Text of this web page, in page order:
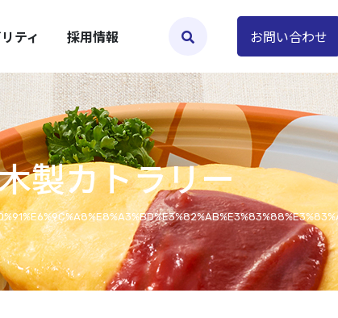
中期経営計画
取扱い上の注意 よくあるご質問
ティ 採用情報 お問い合わせ
製カトラリー